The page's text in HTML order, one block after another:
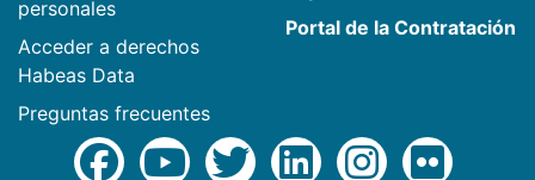
personales
Acceder a derechos
Habeas Data
Preguntas frecuentes
Portal de la Contratación